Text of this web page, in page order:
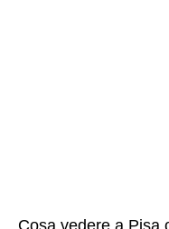
Cosa vedere a Pisa